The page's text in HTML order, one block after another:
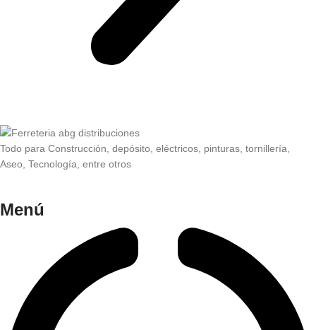
Todo para Construcción, depósito, eléctricos, pinturas, tornillería,
Aseo, Tecnología, entre otros
Menú